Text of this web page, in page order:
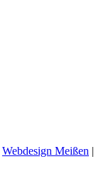
Webdesign Meißen |